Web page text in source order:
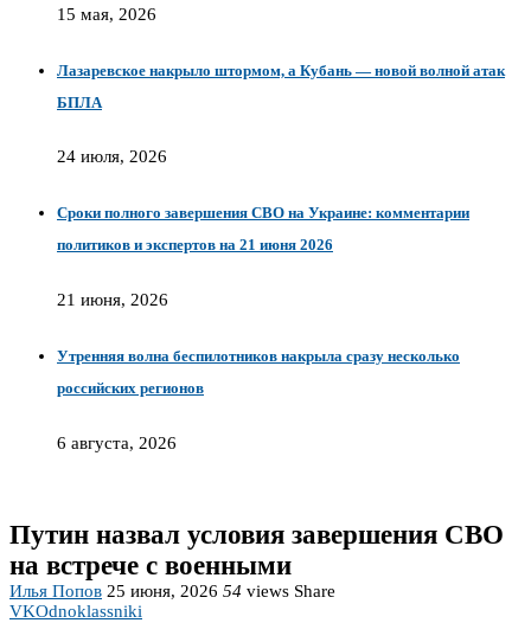
15 мая, 2026
Лазаревское накрыло штормом, а Кубань — новой волной атак
БПЛА
24 июля, 2026
Сроки полного завершения СВО на Украине: комментарии
политиков и экспертов на 21 июня 2026
21 июня, 2026
Утренняя волна беспилотников накрыла сразу несколько
российских регионов
6 августа, 2026
Путин назвал условия завершения СВО
на встрече с военными
Илья Попов 25 июня, 2026 54 views Share
VKOdnoklassniki